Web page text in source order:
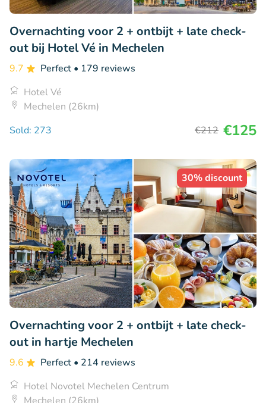
Overnachting voor 2 + ontbijt + late check-
out bij Hotel Vé in Mechelen
9.7 Perfect • 179 reviews
Hotel Vé
Mechelen (26km)
Sold: 273
€212 €125
30% discount
Overnachting voor 2 + ontbijt + late check-
out in hartje Mechelen
9.6 Perfect • 214 reviews
Hotel Novotel Mechelen Centrum